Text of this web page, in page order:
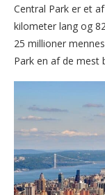
Central Park er et
kilometer lang og
25 millioner
Park en af de mest